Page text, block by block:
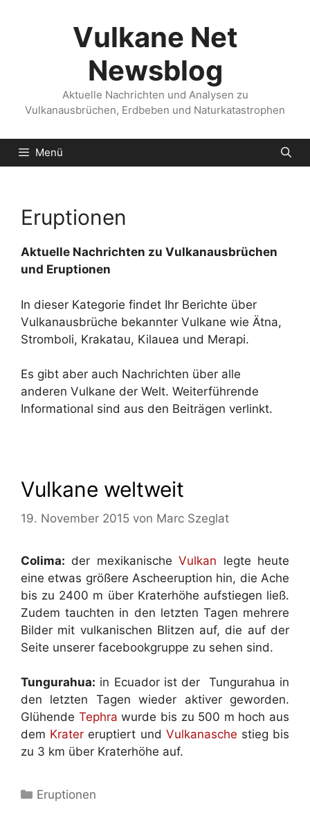
Vulkane Net
Newsblog
Aktuelle Nachrichten und Analysen zu
Vulkanausbrüchen, Erdbeben und Naturkatastrophen
Menü
Eruptionen
Aktuelle Nachrichten zu Vulkanausbrüchen
und Eruptionen
In dieser Kategorie findet Ihr Berichte über
Vulkanausbrüche bekannter Vulkane wie Ätna,
Stromboli, Krakatau, Kilauea und Merapi.
Es gibt aber auch Nachrichten über alle
anderen Vulkane der Welt. Weiterführende
Informational sind aus den Beiträgen verlinkt.
Vulkane weltweit
19. November 2015 von Marc Szeglat
Colima: der mexikanischeVulkan legte heute
eine etwas größere Ascheeruption hin, die Ache
bis zu 2400 m über Kraterhöhe aufstiegen ließ.
Zudem tauchten in den letzten Tagen mehrere
Bilder mit vulkanischen Blitzen auf, die auf der
Seite unserer facebookgruppe zu sehen sind.
Tungurahua: in Ecuador ist der Tungurahua in
den letzten Tagen wieder aktiver geworden.
Glühende Tephra wurde bis zu 500 m hoch aus
dem Krater eruptiert und Vulkanasche stieg bis
zu 3 km über Kraterhöhe auf.
Kategorien
Eruptionen